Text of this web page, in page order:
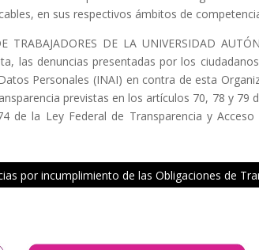
en sus respectivos ámbitos de
DE LA UNIVERSIDAD
las denuncias presentadas por los
Personales (INAI) en contra de esta
previstas en los artículos 70, 78 y 79
de la Ley Federal de Transparencia y
por incumplimiento de las Obligaciones de